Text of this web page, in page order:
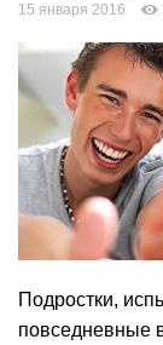
15 января 2016
Подростки,
повседневные